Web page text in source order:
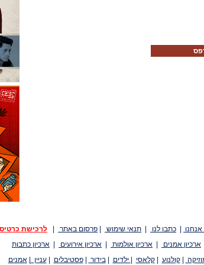
אנחנו כתבו לנו תנאי שימוש פרסום באתר
לרכישת
ארכיון אמנים ארכיון אולמות ארכיון אירועים
ארכיון כתבות
|קולנוע |קלאסי ילדים |בידור |פסטיבלים |עניין |אמנים